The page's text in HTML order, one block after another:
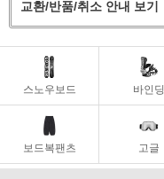
교환/반품/취소 안내 보기
스노우보드 바인딩
보드복팬츠 고글